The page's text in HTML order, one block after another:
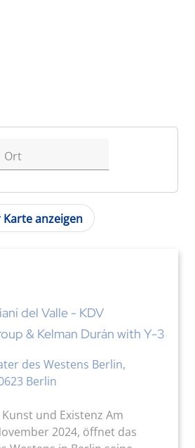
anzeigen
del Valle - KDV
& Kelman Durán with Y-3
des Westens Berlin,
Berlin
und Existenz Am
2024, öffnet das